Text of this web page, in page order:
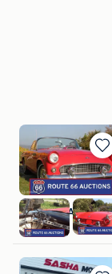
in
Mijn
Route 66 Auctions
Waalwijk